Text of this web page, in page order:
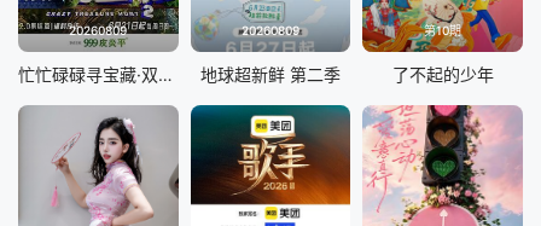
20260809
忙忙碌碌寻宝藏·双人成行季
20260809
地球超新鲜 第二季
第10期
了不起的少年